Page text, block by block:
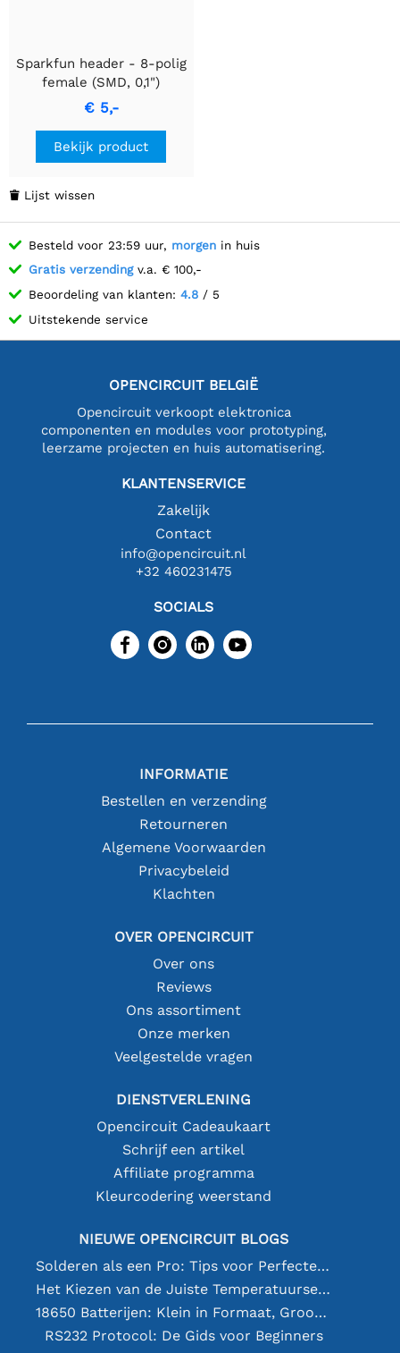
Sparkfun header - 8-polig
female (SMD, 0,1")
€ 5,-
Bekijk product
 Lijst wissen
Besteld voor 23:59 uur, morgen in huis
Gratis verzendingv.a. € 100,-
Beoordeling van klanten: 4.8 / 5
Uitstekende service
OPENCIRCUIT BELGIË
Opencircuit verkoopt elektronica
componenten en modules voor prototyping,
leerzame projecten en huis automatisering.
KLANTENSERVICE
Zakelijk
Contact
info@opencircuit.nl
+32 460231475
SOCIALS
INFORMATIE
Bestellen en verzending
Retourneren
Algemene Voorwaarden
Privacybeleid
Klachten
OVER OPENCIRCUIT
Over ons
Reviews
Ons assortiment
Onze merken
Veelgestelde vragen
DIENSTVERLENING
Opencircuit Cadeaukaart
Schrijf een artikel
Affiliate programma
Kleurcodering weerstand
NIEUWE OPENCIRCUIT BLOGS
Solderen als een Pro: Tips voor Perfecte Elektronische Verbindingen
Het Kiezen van de Juiste Temperatuursensor [youtube]
18650 Batterijen: Klein in Formaat, Groot in Prestatie
RS232 Protocol: De Gids voor Beginners